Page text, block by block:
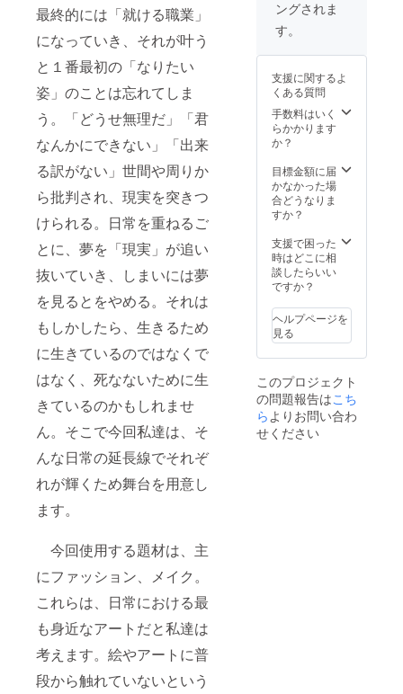
最終的には「就ける職業」
になっていき、それが叶う
と１番最初の「なりたい
姿」のことは忘れてしま
う。「どうせ無理だ」「君
なんかにできない」「出来
る訳がない」世間や周りか
ら批判され、現実を突きつ
けられる。日常を重ねるご
とに、夢を「現実」が追い
抜いていき、しまいには夢
を見るとをやめる。それは
もしかしたら、生きるため
に生きているのではなくで
はなく、死なないために生
きているのかもしれませ
ん。そこで今回私達は、そ
んな日常の延長線でそれぞ
れが輝くため舞台を用意し
ます。
今回使用する題材は、主
にファッション、メイク。
これらは、日常における最
も身近なアートだと私達は
考えます。絵やアートに普
段から触れていないという
ングされま
す。
支援に関するよ
くある質問
手数料はいく
らかかります
か？
目標金額に届
かなかった場
合どうなりま
すか？
支援で困った
時はどこに相
談したらいい
ですか？
ヘルプページを
見る
このプロジェクト
の問題報告はこち
ら よりお問い合わ
せください